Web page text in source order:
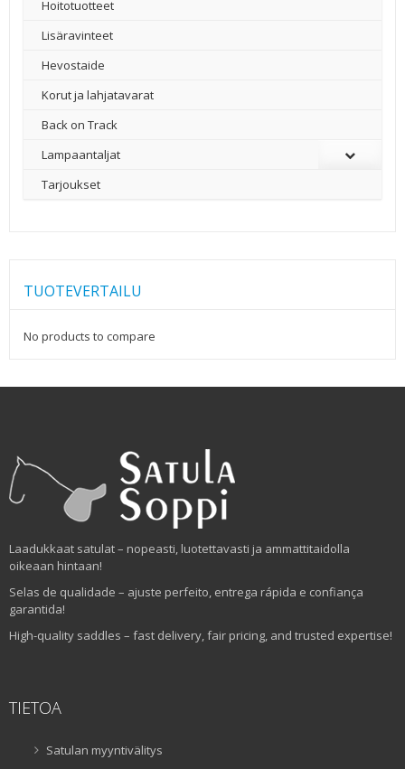
Hoitotuotteet
Lisäravinteet
Hevostaide
Korut ja lahjatavarat
Back on Track
Lampaantaljat
Tarjoukset
TUOTEVERTAILU
No products to compare
Laadukkaat satulat – nopeasti, luotettavasti ja ammattitaidolla
oikeaan hintaan!
Selas de qualidade – ajuste perfeito, entrega rápida e confiança
garantida!
High-quality saddles – fast delivery, fair pricing, and trusted expertise!
TIETOA
Satulan myyntivälitys